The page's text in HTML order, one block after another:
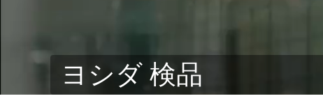
ヨシダ 検品